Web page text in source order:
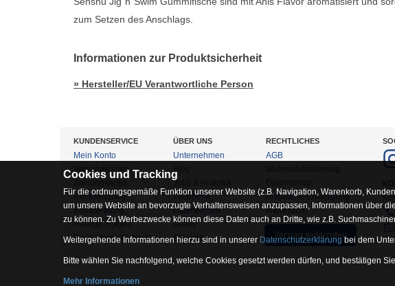
zum Setzen des Anschlags.
Informationen zur Produktsicherheit
» Hersteller/EU Verantwortliche Person
KUNDENSERVICE
Mein Konto
Versandkosten
Rücksendung
Kaufberatung
Häufige Fragen
Zur mobilen Webseite
ÜBER UNS
Unternehmen
Jobs & Praktika
Facebook
Osterfeldsee
Archiv
Sitemap
RECHTLICHES
AGB
Altbatterie-Entsorgung
Impressum
Vertrag widerrufen
Cookies und Tracking
Für die ordnungsgemäße Funktion unserer Website (z.B. Navigation, Warenkorb,
um unsere Website an bevorzugte Verhaltensweisen anzupassen, Informationen über
zu können. Zu Werbezwecke können diese Daten auch an Dritte, wie z.B.
Weitergehende Informationen hierzu sind in unserer Datenschutzerklärung bei dem
Bitte wählen Sie nachfolgend, welche Cookies gesetzt werden dürfen, und bestätigen
Mehr Informationen